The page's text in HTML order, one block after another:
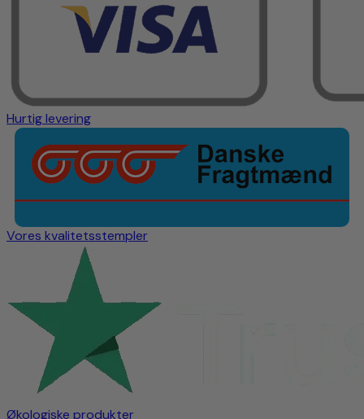
Hurtig levering
Vores kvalitetsstempler
Økologiske produkter